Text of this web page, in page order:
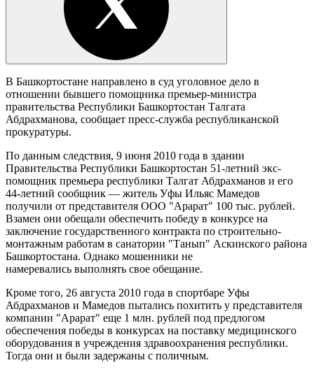
В Башкортостане направлено в суд уголовное дело в
отношении бывшего помощника премьер-министра
правительства Республики Башкортостан Талгата
Абдрахманова, сообщает пресс-служба республиканской
прокуратуры.
По данным следствия, 9 июня 2010 года в здании
Правительства Республики Башкортостан 51-летний экс-
помощник премьера республики Талгат Абдрахманов и его
44-летний сообщник — житель Уфы Ильяс Мамедов
получили от представителя ООО "Арарат" 100 тыс. рублей.
Взамен они обещали обеспечить победу в конкурсе на
заключение государственного контракта по строительно-
монтажным работам в санатории "Танып" Аскинского района
Башкортостана. Однако мошенники не
намеревались выполнять свое обещание.
Кроме того, 26 августа 2010 года в спортбаре Уфы
Абдрахманов и Мамедов пытались похитить у представителя
компании "Арарат" еще 1 млн. рублей под предлогом
обеспечения победы в конкурсах на поставку медицинского
оборудования в учреждения здравоохранения республики.
Тогда они и были задержаны с поличным.